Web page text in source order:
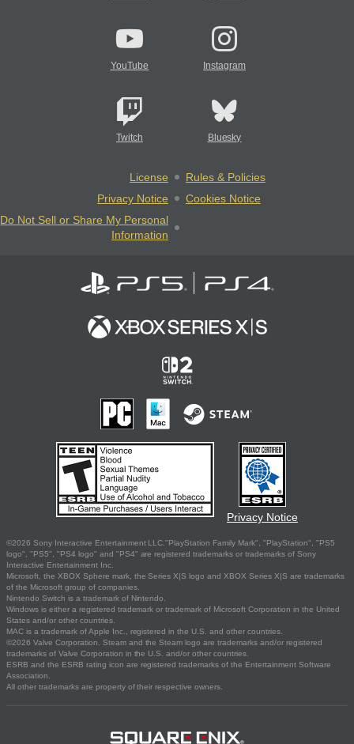
YouTube Instagram
Twitch Bluesky
License
Rules & Policies
Privacy Notice
Cookies Notice
Do Not Sell or Share My Personal
Information
Privacy Notice
©2026 Sony Interactive Entertainment LLC."PlayStation Family Mark", "PlayStation", "PS5
logo", "PS5", "PS4 logo" and "PS4" are registered trademarks or trademarks of Sony
Interactive Entertainment Inc.
Microsoft, the XBOX Sphere mark, the Series X|S logo and XBOX Series X|S are trademarks
of the Microsoft group of companies.
Nintendo Switch is a trademark of Nintendo.
Windows is either a registered trademark or trademark of Microsoft Corporation in the United
States and/or other countries.
MAC is a trademark of Apple Inc., registered in the U.S. and other countries.
©2026 Valve Corporation. Steam and the Steam logo are trademarks and/or registered
trademarks of Valve Corporation in the U.S. and/or other countries.
ESRB and the ESRB rating icon are registered trademarks of the Entertainment Software
Association.
All other trademarks are property of their respective owners.